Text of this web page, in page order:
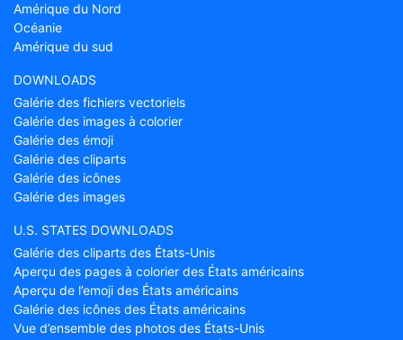
Amérique du Nord
Océanie
Amérique du sud
DOWNLOADS
Galérie des fichiers vectoriels
Galérie des images à colorier
Galérie des émoji
Galérie des cliparts
Galérie des icônes
Galérie des images
U.S. STATES DOWNLOADS
Galérie des cliparts des États-Unis
Aperçu des pages à colorier des États américains
Aperçu de l’emoji des États américains
Galérie des icônes des États américains
Vue d’ensemble des photos des États-Unis